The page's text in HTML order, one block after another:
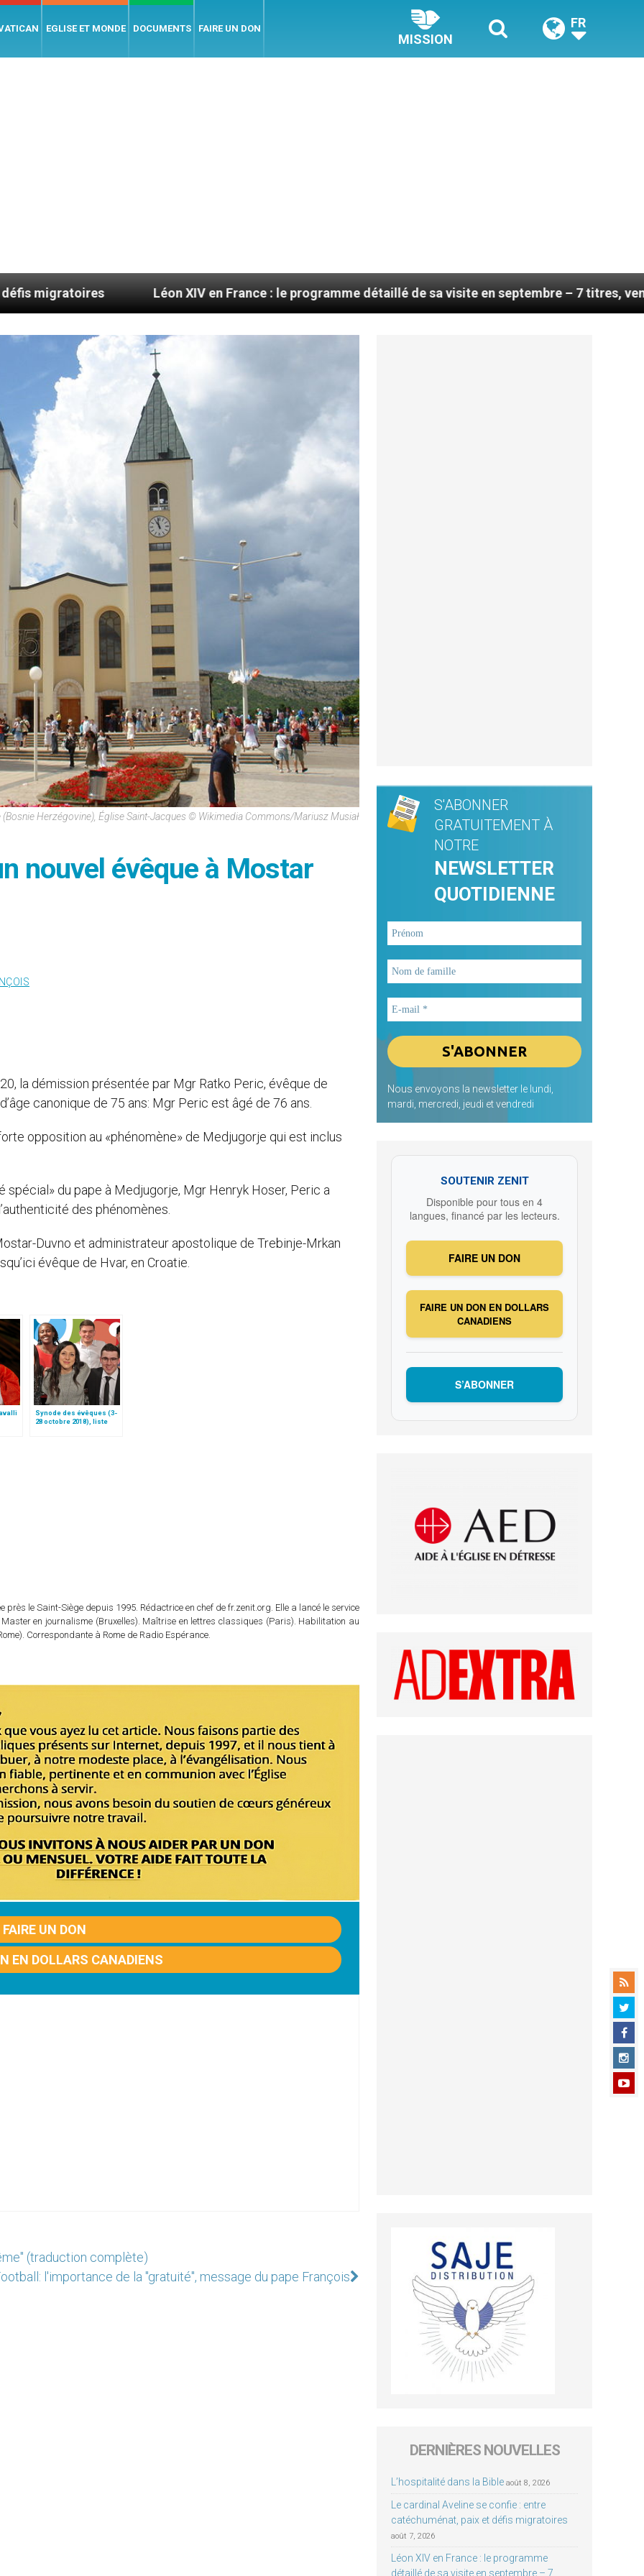
EGLISE ET MONDE DOCUMENTS FAIRE UN DON
MISSION
FR
Léon XIV en France : le programme détaillé de sa visite en septembre – 7 titres, vendredi 7 août
Herzégovine), Église Saint-Jacques © Wikimedia Commons/Mariusz Musiał
nouvel évêque à Mostar
la démission présentée par Mgr Ratko Peric, évêque de
canonique de 75 ans: Mgr Peric est âgé de 76 ans.
opposition au «phénomène» de Medjugorje qui est inclus
spécial» du pape à Medjugorje, Mgr Henryk Hoser, Peric a
des phénomènes.
Duvno et administrateur apostolique de Trebinje-Mrkan
évêque de Hvar, en Croatie.
Synode des évêques (3-
28 octobre 2018), liste
le Saint-Siège depuis 1995. Rédactrice en chef de fr.zenit.org. Elle a lancé le service
en journalisme (Bruxelles). Maîtrise en lettres classiques (Paris). Habilitation au
Correspondante à Rome de Radio Espérance.
FAIRE UN DON
EN DOLLARS CANADIENS
(traduction complète)
l'importance de la "gratuité", message du pape François
S'ABONNER
GRATUITEMENT À
NOTRE
NEWSLETTER
QUOTIDIENNE
Nous envoyons la newsletter le lundi,
mardi, mercredi, jeudi et vendredi
SOUTENIR ZENIT
Disponible pour tous en 4
langues, financé par les lecteurs.
FAIRE UN DON
FAIRE UN DON EN DOLLARS
CANADIENS
S’ABONNER
DERNIÈRES NOUVELLES
L’hospitalité dans la Bible août 8, 2026
Le cardinal Aveline se confie : entre
catéchuménat, paix et défis migratoires
août 7, 2026
Léon XIV en France : le programme
détaillé de sa visite en septembre – 7